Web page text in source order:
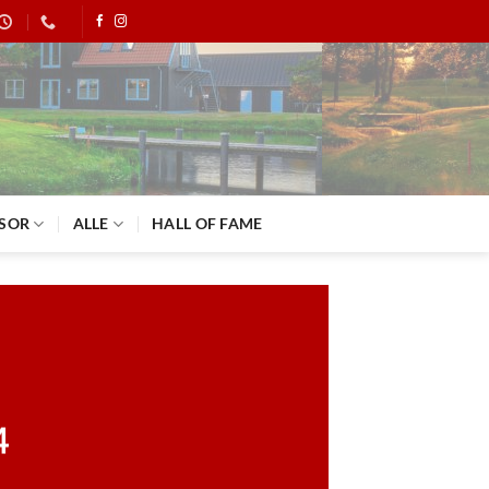
ALLE HALL OF FAME